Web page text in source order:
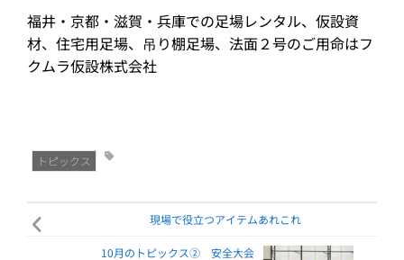
福井・京都・滋賀・兵庫での足場レンタル、仮設資
材、住宅用足場、吊り棚足場、法面２号のご用命はフ
クムラ仮設株式会社
トピックス
現場で役立つアイテムあれこれ
10月のトピックス② 安全大会